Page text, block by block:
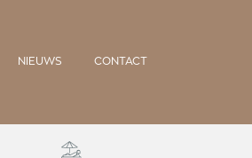
NIEUWS CONTACT